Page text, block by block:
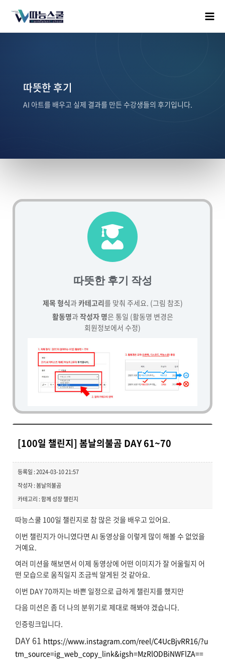
따뜻한 후기
AI 아트를 배우고 실제 결과를 만든 수강생들의 후기입니다.
따뜻한 후기 작성
제목 형식과카테고리를 맞춰 주세요. (그림 참조)
활동명과작성자 명은 통일 (활동명 변경은
회원정보에서 수정)
[100일 챌린지] 봄날의불곰 DAY 61~70
등록일 : 2024-03-10 21:57
작성자 : 봄날의불곰
카테고리 : 함께 성장 챌린지
따능스쿨 100일 챌린지로 참 많은 것을 배우고 있어요.
이번 챌린지가 아니였다면 AI 동영상을 이렇게 많이 해볼 수 없었을
거예요.
여러 미션을 해보면서 이제 동영상에 어떤 이미지가 잘 어울릴지 어
떤 모습으로 움직일지 조금씩 알게된 것 같아요.
이번 DAY 70까지는 바쁜 일정으로 급하게 챌린지를 했지만
다음 미션은 좀 더 나의 분위기로 제대로 해봐야 겠습니다.
인증링크입니다.
DAY 61 https://www.instagram.com/reel/C4UcBjvRR16/?u
tm_source=ig_web_copy_link&igsh=MzRlODBiNWFlZA==